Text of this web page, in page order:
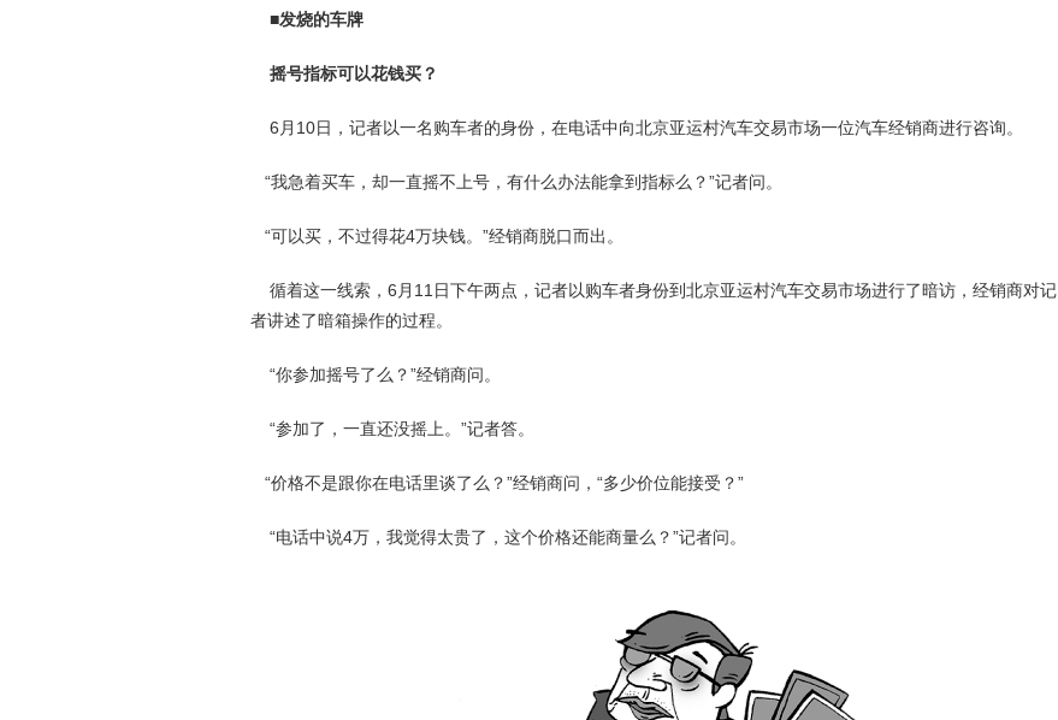
■发烧的车牌
摇号指标可以花钱买？
6月10日，记者以一名购车者的身份，在电话中向北京亚运村汽车交易市场一位汽车经销商进行咨询。
“我急着买车，却一直摇不上号，有什么办法能拿到指标么？”记者问。
“可以买，不过得花4万块钱。”经销商脱口而出。
循着这一线索，6月11日下午两点，记者以购车者身份到北京亚运村汽车交易市场进行了暗访，经销商对记
者讲述了暗箱操作的过程。
“你参加摇号了么？”经销商问。
“参加了，一直还没摇上。”记者答。
“价格不是跟你在电话里谈了么？”经销商问，“多少价位能接受？”
“电话中说4万，我觉得太贵了，这个价格还能商量么？”记者问。